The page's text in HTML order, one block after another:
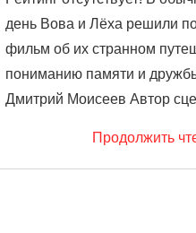
день Вова и Лёха решили
фильм об их странном
пониманию памяти и
Дмитрий Моисеев Автор
Продолжить